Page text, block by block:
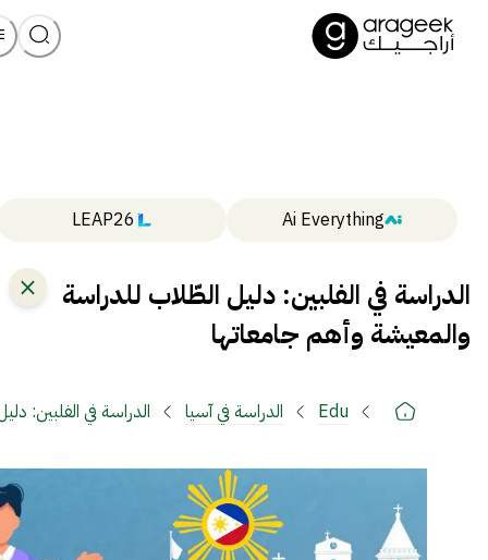
Ai Everything
LEAP26
الدراسة في الفلبين: دليل الطّلاب للدراسة
والمعيشة وأهم جامعاتها
Edu الدراسة في آسيا الدراسة في الفلبين: